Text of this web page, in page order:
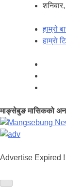
हाम्रो
हाम्राे
माङ्सेबुङ मासिकको
Advertise Expired !